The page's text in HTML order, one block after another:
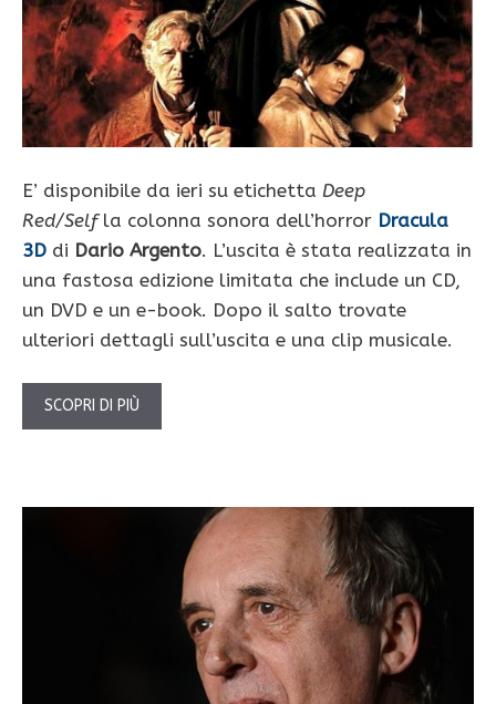
E’ disponibile da ieri su etichetta Deep
Red/Selfla colonna sonora dell’horror Dracula
3D di Dario Argento. L’uscita è stata realizzata in
una fastosa edizione limitata che include un CD,
un DVD e un e-book. Dopo il salto trovate
ulteriori dettagli sull’uscita e una clip musicale.
SCOPRI DI PIÙ